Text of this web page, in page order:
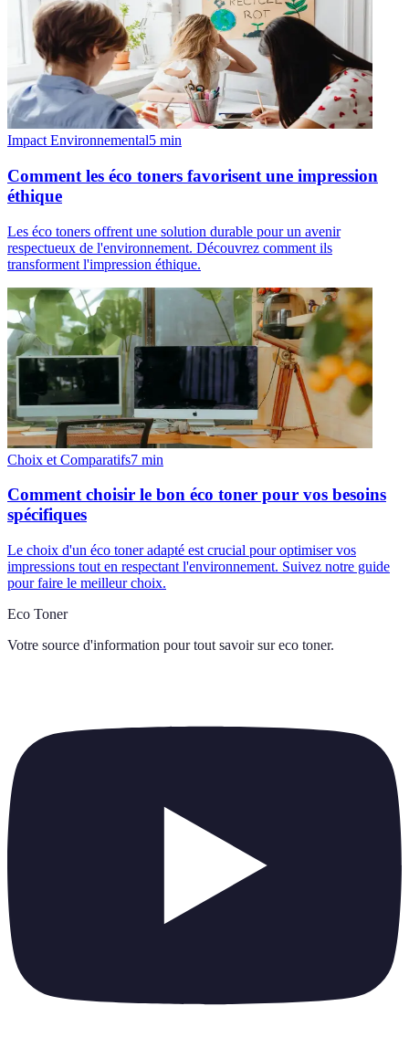
Impact Environnemental5 min
Comment les éco toners favorisent une impression
éthique
Les éco toners offrent une solution durable pour un avenir
respectueux de l'environnement. Découvrez comment ils
transforment l'impression éthique.
Choix et Comparatifs7 min
Comment choisir le bon éco toner pour vos besoins
spécifiques
Le choix d'un éco toner adapté est crucial pour optimiser vos
impressions tout en respectant l'environnement. Suivez notre guide
pour faire le meilleur choix.
Eco Toner
Votre source d'information pour tout savoir sur eco toner.